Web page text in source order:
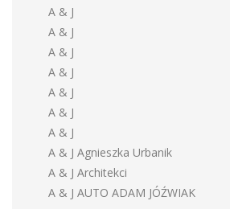
A & J
A & J
A & J
A & J
A & J
A & J
A & J
A & J Agnieszka Urbanik
A & J Architekci
A & J AUTO ADAM JÓŹWIAK